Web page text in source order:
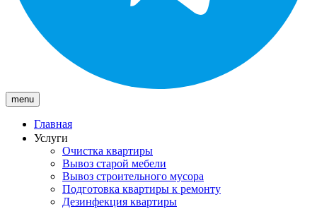
menu
Главная
Услуги
Очистка квартиры
Вывоз старой мебели
Вывоз строительного мусора
Подготовка квартиры к ремонту
Дезинфекция квартиры